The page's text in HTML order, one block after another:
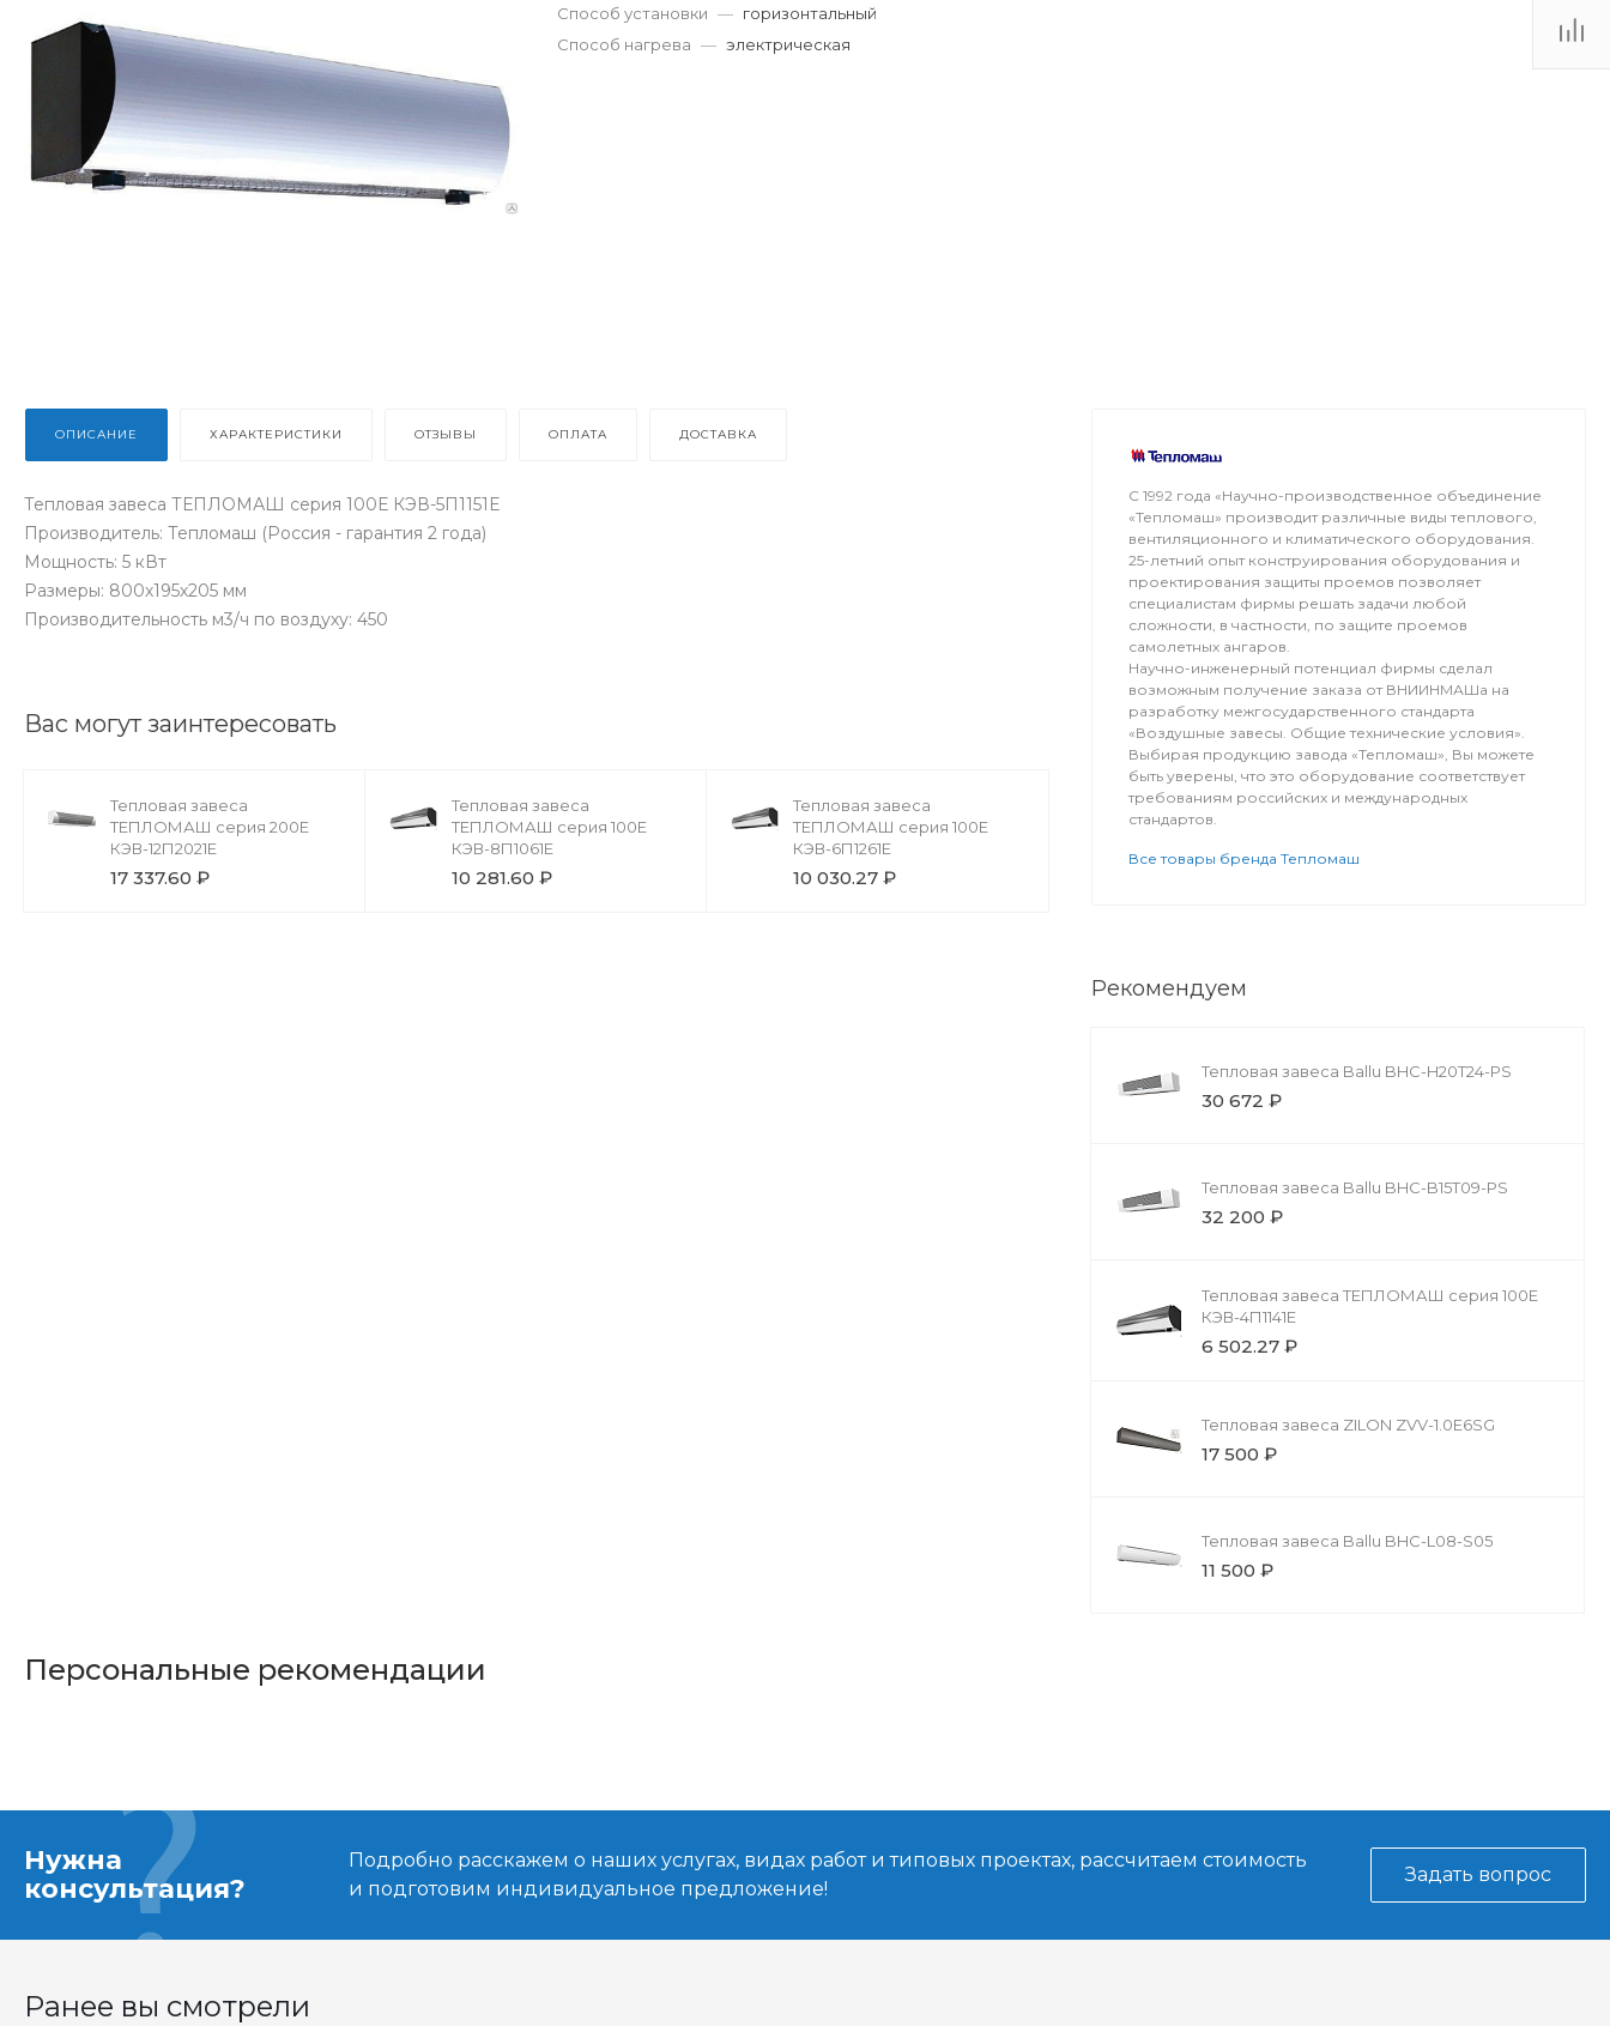
Способ установки — горизонтальный
Способ нагрева — электрическая
ОПИСАНИЕ ХАРАКТЕРИСТИКИ ОТЗЫВЫ ОПЛАТА ДОСТАВКА
Тепловая завеса ТЕПЛОМАШ серия 100Е КЭВ-5П1151Е
Производитель: Тепломаш (Россия - гарантия 2 года)
Мощность: 5 кВт
Размеры: 800х195х205 мм
Производительность м3/ч по воздуху: 450
Вас могут заинтересовать
Тепловая завеса
ТЕПЛОМАШ серия 200Е
КЭВ-12П2021Е
17 337.60 ₽
Тепловая завеса
ТЕПЛОМАШ серия 100Е
КЭВ-8П1061Е
10 281.60 ₽
Тепловая завеса
ТЕПЛОМАШ серия 100Е
КЭВ-6П1261Е
10 030.27 ₽
С 1992 года «Научно-производственное объединение
«Тепломаш» производит различные виды теплового,
вентиляционного и климатического оборудования.
25-летний опыт конструирования оборудования и
проектирования защиты проемов позволяет
специалистам фирмы решать задачи любой
сложности, в частности, по защите проемов
самолетных ангаров.
Научно-инженерный потенциал фирмы сделал
возможным получение заказа от ВНИИНМАШа на
разработку межгосударственного стандарта
«Воздушные завесы. Общие технические условия».
Выбирая продукцию завода «Тепломаш», Вы можете
быть уверены, что это оборудование соответствует
требованиям российских и международных
стандартов.
Все товары бренда Тепломаш
Рекомендуем
Тепловая завеса Ballu BHC-H20T24-PS
30 672 ₽
Тепловая завеса Ballu BHC-B15T09-PS
32 200 ₽
Тепловая завеса ТЕПЛОМАШ серия 100Е
КЭВ-4П1141Е
6 502.27 ₽
Тепловая завеса ZILON ZVV-1.0E6SG
17 500 ₽
Тепловая завеса Ballu BHC-L08-S05
11 500 ₽
Персональные рекомендации
Нужна
консультация?
Подробно расскажем о наших услугах, видах работ и типовых проектах, рассчитаем стоимость
и подготовим индивидуальное предложение!
Задать вопрос
Ранее вы смотрели